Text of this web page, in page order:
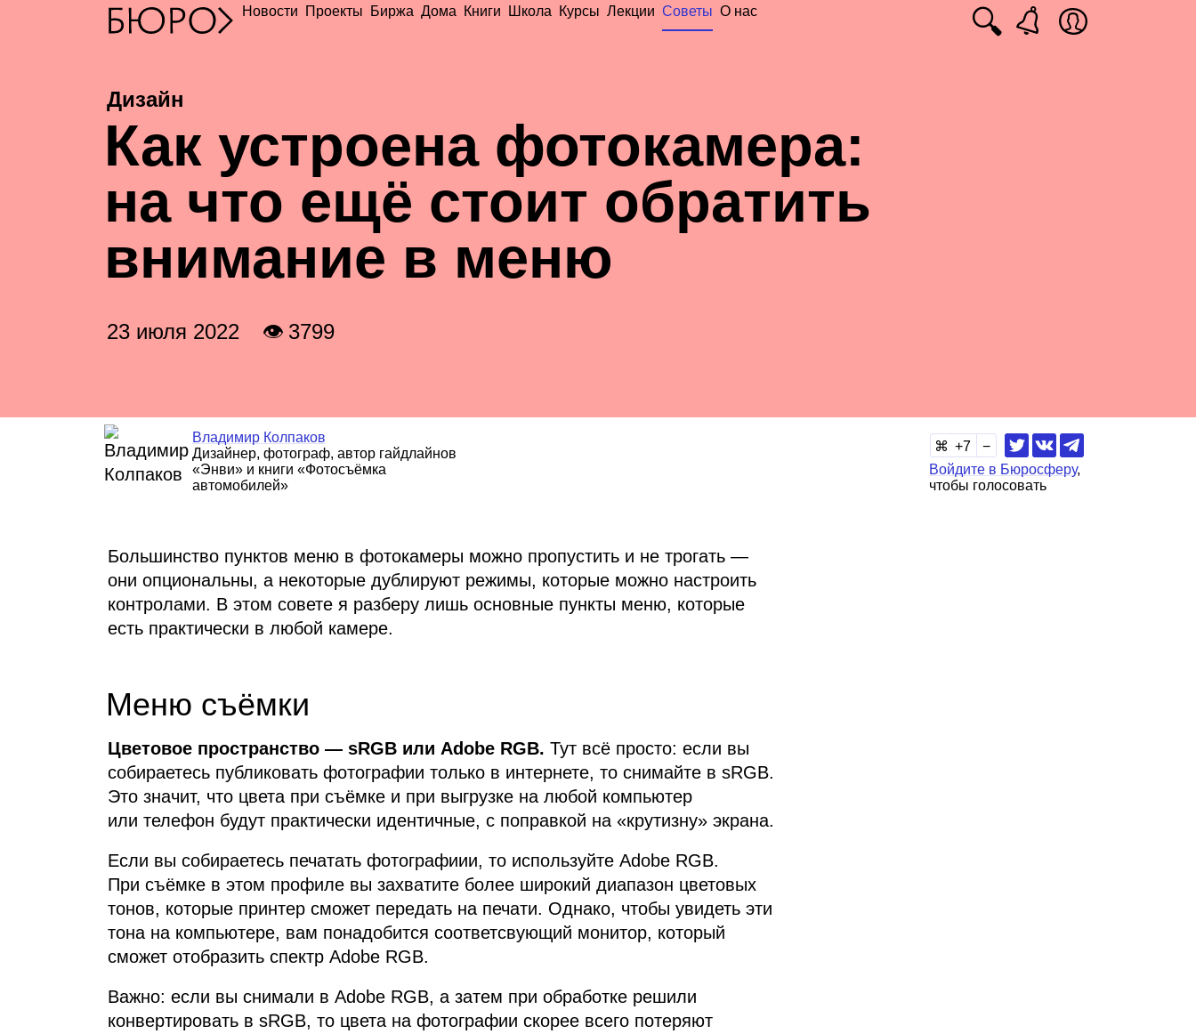
Новости Проекты Биржа Дома Книги Школа Курсы Лекции Советы О нас 🔍
Дизайн
Как устроена фотокамера:
на что ещё стоит обратить
внимание в меню
23 июля 2022 👁 3799
Владимир Колпаков
Дизайнер, фотограф, автор гайдлайнов
«Энви» и книги «Фотосъёмка
автомобилей»
7
Войдите в Бюросферу,
чтобы голосовать
Большинство пунктов меню в фотокамеры можно пропустить и не трогать —
они опциональны, а некоторые дублируют режимы, которые можно настроить
контролами. В этом совете я разберу лишь основные пункты меню, которые
есть практически в любой камере.
Меню съёмки
Цветовое пространство — sRGB или Adobe RGB. Тут всё просто: если вы
собираетесь публиковать фотографии только в интернете, то снимайте в sRGB.
Это значит, что цвета при съёмке и при выгрузке на любой компьютер
или телефон будут практически идентичные, с поправкой на «крутизну» экрана.
Если вы собираетесь печатать фотографиии, то используйте Adobe RGB.
При съёмке в этом профиле вы захватите более широкий диапазон цветовых
тонов, которые принтер сможет передать на печати. Однако, чтобы увидеть эти
тона на компьютере, вам понадобится соответсвующий монитор, который
сможет отобразить спектр Adobe RGB.
Важно: если вы снимали в Adobe RGB, а затем при обработке решили
конвертировать в sRGB, то цвета на фотографии скорее всего потеряют